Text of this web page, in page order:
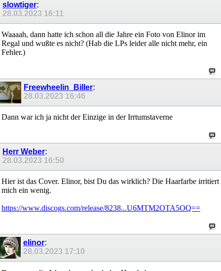
slowtiger:
28.03.2023 16:11
Waaaah, dann hatte ich schon all die Jahre ein Foto von Elinor im
Regal und wußte es nicht? (Hab die LPs leider alle nicht mehr, ein
Fehler.)
Freewheelin_Biller:
28.03.2023 16:46
Dann war ich ja nicht der Einzige in der Irrtumstaverne
Herr Weber:
28.03.2023 16:50
Hier ist das Cover. Elinor, bist Du das wirklich? Die Haarfarbe irritiert
mich ein wenig.
https://www.discogs.com/release/8238...U6MTM2OTA5OQ==
elinor:
28.03.2023 17:10